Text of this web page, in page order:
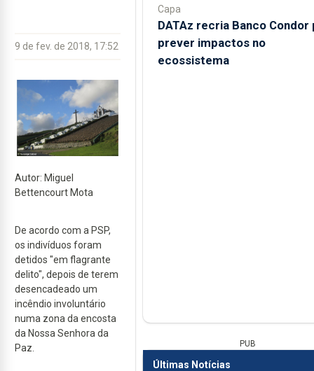
9 de fev. de 2018, 17:52
Autor: Miguel
Bettencourt Mota
De acordo com a PSP,
os indivíduos foram
detidos "em flagrante
delito", depois de terem
desencadeado um
incêndio involuntário
numa zona da encosta
da Nossa Senhora da
Paz.
Capa
DATAz recria Banco Condor
prever impactos no
ecossistema
PUB
Últimas Notícias